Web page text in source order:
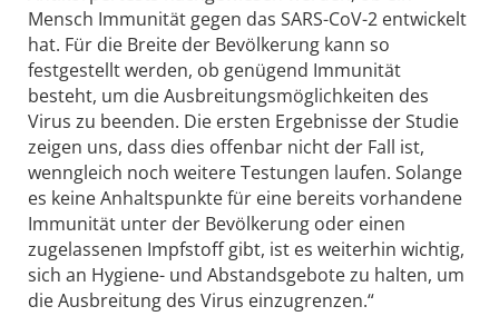
Mensch Immunität gegen das SARS-CoV-2 entwickelt
hat. Für die Breite der Bevölkerung kann so
festgestellt werden, ob genügend Immunität
besteht, um die Ausbreitungsmöglichkeiten des
Virus zu beenden. Die ersten Ergebnisse der Studie
zeigen uns, dass dies offenbar nicht der Fall ist,
wenngleich noch weitere Testungen laufen. Solange
es keine Anhaltspunkte für eine bereits vorhandene
Immunität unter der Bevölkerung oder einen
zugelassenen Impfstoff gibt, ist es weiterhin wichtig,
sich an Hygiene- und Abstandsgebote zu halten, um
die Ausbreitung des Virus einzugrenzen.“